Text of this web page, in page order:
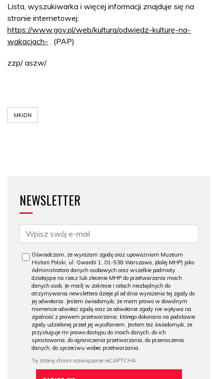
Lista, wyszukiwarka i więcej informacji znajduje się na
stronie internetowej:
https://www.gov.pl/web/kultura/odwiedz-kulturę-na-
wakacjach- . (PAP)
zzp/ aszw/
MKiDN
NEWSLETTER
Oświadczam, że wyrażam zgodę oraz upoważniam Muzeum
Historii Polski, ul. Gwardii 1, 01-538 Warszawa, (dalej MHP) jako
Administratora danych osobowych oraz wszelkie podmioty
działające na rzecz lub zlecenie MHP do przetwarzania moich
danych osob. (e-mail) w zakresie i celach niezbędnych do
otrzymywania newslettera dzieje.pl od dnia wyrażenia tej zgody do
jej odwołania. Jestem świadomy/a, że mam prawo w dowolnym
momencie odwołać zgodę oraz że odwołanie zgody nie wpływa na
zgodność z prawem przetwarzania, którego dokonano na podstawie
zgody udzielonej przed jej wycofaniem. Jestem też świadomy/a, że
przysługuje mi prawo dostępu do moich danych, do ich
sprostowania, do ograniczenia przetwarzania, do przenoszenia
danych, do sprzeciwu wobec przetwarzania.